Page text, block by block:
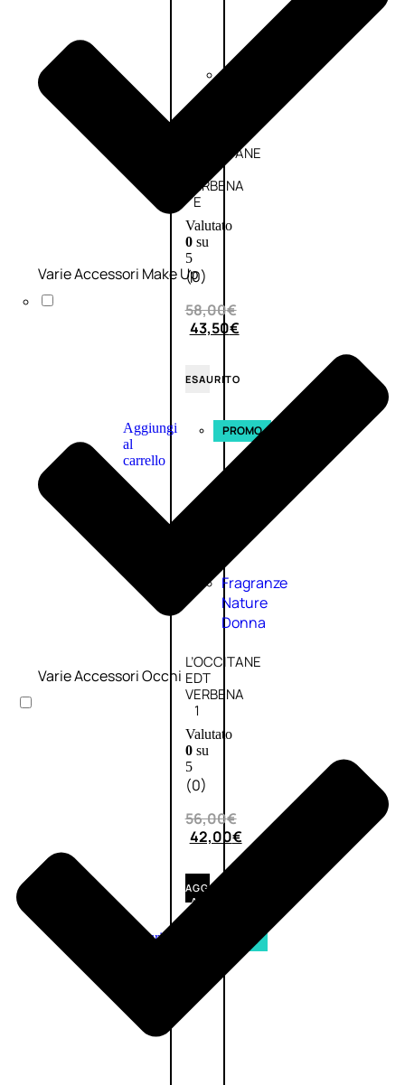
Fragranze
L’OCCITANE
VERBENA
E
Valutato
0su
5
(0)
58,00€
43,50€
ESAURITO
Aggiungi
al
carrello
PROMO
Fragranze
Nature
Donna
L’OCCITANE
EDT
VERBENA
1
Valutato
0su
5
(0)
56,00€
42,00€
AGGIUNGI
AL
CARRELLO
Esaurito PROMO
Varie Accessori Make Up
Varie Accessori Occhi